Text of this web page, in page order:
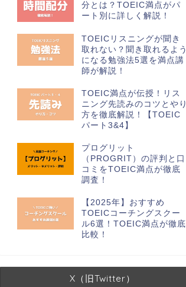
分とは？TOEIC満点がパ
ート別に詳しく解説！
TOEICリスニングが聞き
取れない？聞き取れるよう
になる勉強法5選を満点講
師が解説！
TOEIC満点が伝授！リス
ニング先読みのコツとやり
方を徹底解説！【TOEIC
パート3&4】
プログリット
（PROGRIT）の評判と口
コミをTOEIC満点が徹底
調査！
【2025年】おすすめ
TOEICコーチングスクー
ル6選！TOEIC満点が徹底
比較！
X（旧Twitter）